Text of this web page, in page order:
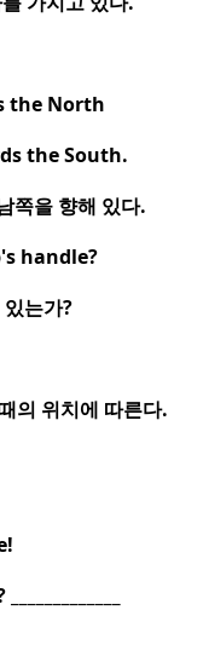
the North
the South.
쪽을 향해 있다.
handle?
있는가?
의 위치에 따른다.
_____________